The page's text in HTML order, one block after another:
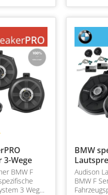
3-Wege
BMW F
3 Wege
BMW
4 Ohm
Audison
BMW F